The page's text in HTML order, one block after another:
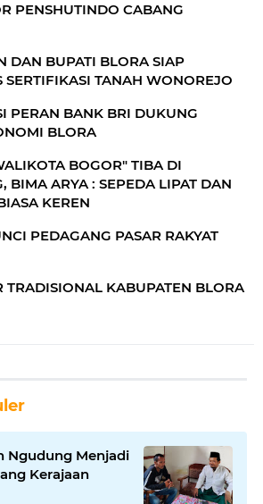
PENSHUTINDO CABANG
DAN BUPATI BLORA SIAP
SERTIFIKASI TANAH WONOREJO
PERAN BANK BRI DUKUNG
BLORA
BOGOR" TIBA DI
BIMA ARYA : SEPEDA LIPAT DAN
KEREN
PEDAGANG PASAR RAKYAT
TRADISIONAL KABUPATEN BLORA
Ngudung Menjadi
Kerajaan